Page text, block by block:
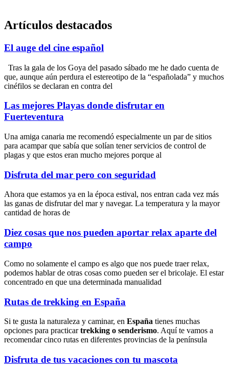
Artículos destacados
El auge del cine español
Tras la gala de los Goya del pasado sábado me he dado cuenta de
que, aunque aún perdura el estereotipo de la “españolada” y muchos
cinéfilos se declaran en contra del
Las mejores Playas donde disfrutar en
Fuerteventura
Una amiga canaria me recomendó especialmente un par de sitios
para acampar que sabía que solían tener servicios de control de
plagas y que estos eran mucho mejores porque al
Disfruta del mar pero con seguridad
Ahora que estamos ya en la época estival, nos entran cada vez más
las ganas de disfrutar del mar y navegar. La temperatura y la mayor
cantidad de horas de
Diez cosas que nos pueden aportar relax aparte del
campo
Como no solamente el campo es algo que nos puede traer relax,
podemos hablar de otras cosas como pueden ser el bricolaje. El estar
concentrado en que una determinada manualidad
Rutas de trekking en España
Si te gusta la naturaleza y caminar, en España tienes muchas
opciones para practicartrekking o senderismo. Aquí te vamos a
recomendar cinco rutas en diferentes provincias de la península
Disfruta de tus vacaciones con tu mascota